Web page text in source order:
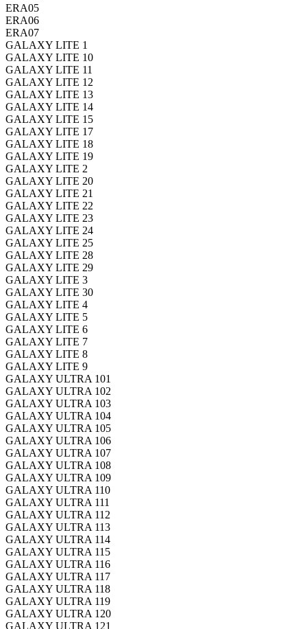
ERA05
ERA06
ERA07
GALAXY LITE 1
GALAXY LITE 10
GALAXY LITE 11
GALAXY LITE 12
GALAXY LITE 13
GALAXY LITE 14
GALAXY LITE 15
GALAXY LITE 17
GALAXY LITE 18
GALAXY LITE 19
GALAXY LITE 2
GALAXY LITE 20
GALAXY LITE 21
GALAXY LITE 22
GALAXY LITE 23
GALAXY LITE 24
GALAXY LITE 25
GALAXY LITE 28
GALAXY LITE 29
GALAXY LITE 3
GALAXY LITE 30
GALAXY LITE 4
GALAXY LITE 5
GALAXY LITE 6
GALAXY LITE 7
GALAXY LITE 8
GALAXY LITE 9
GALAXY ULTRA 101
GALAXY ULTRA 102
GALAXY ULTRA 103
GALAXY ULTRA 104
GALAXY ULTRA 105
GALAXY ULTRA 106
GALAXY ULTRA 107
GALAXY ULTRA 108
GALAXY ULTRA 109
GALAXY ULTRA 110
GALAXY ULTRA 111
GALAXY ULTRA 112
GALAXY ULTRA 113
GALAXY ULTRA 114
GALAXY ULTRA 115
GALAXY ULTRA 116
GALAXY ULTRA 117
GALAXY ULTRA 118
GALAXY ULTRA 119
GALAXY ULTRA 120
GALAXY ULTRA 121